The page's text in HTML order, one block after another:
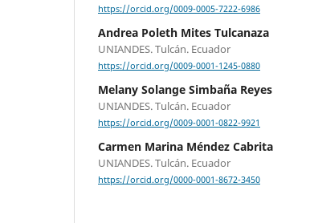
https://orcid.org/0009-0005-7222-6986
Andrea Poleth Mites Tulcanaza
UNIANDES. Tulcán. Ecuador
https://orcid.org/0009-0001-1245-0880
Melany Solange Simbaña Reyes
UNIANDES. Tulcán. Ecuador
https://orcid.org/0009-0001-0822-9921
Carmen Marina Méndez Cabrita
UNIANDES. Tulcán. Ecuador
https://orcid.org/0000-0001-8672-3450